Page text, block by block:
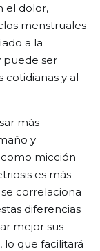
el dolor,
menstruales
a la
puede ser
cotidianas y al
más
y
micción
es más
correlaciona
diferencias
mejor sus
lo que facilitará